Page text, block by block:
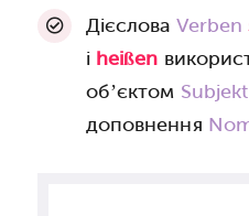
Дієслова Verben
і heißen
об’єктом Subjekt
доповнення